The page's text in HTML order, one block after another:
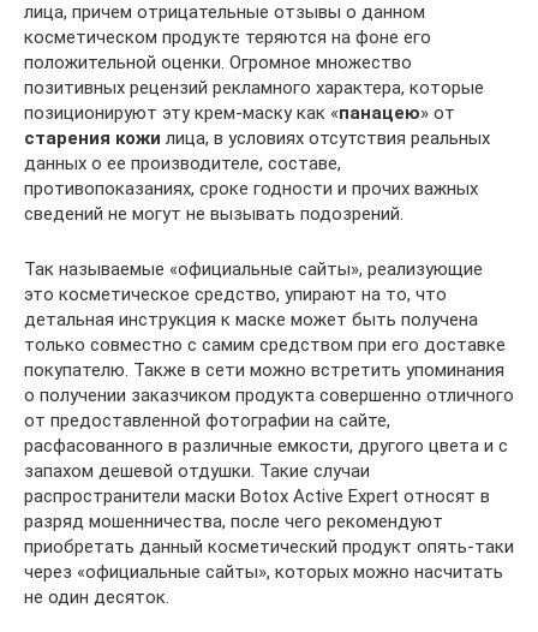
лица, причем отрицательные отзывы о данном
косметическом продукте теряются на фоне его
положительной оценки. Огромное множество
позитивных рецензий рекламного характера, которые
позиционируют эту крем-маску как «панацею» от
старения кожи лица, в условиях отсутствия реальных
данных о ее производителе, составе,
противопоказаниях, сроке годности и прочих важных
сведений не могут не вызывать подозрений.
Так называемые «официальные сайты», реализующие
это косметическое средство, упирают на то, что
детальная инструкция к маске может быть получена
только совместно с самим средством при его доставке
покупателю. Также в сети можно встретить упоминания
о получении заказчиком продукта совершенно отличного
от предоставленной фотографии на сайте,
расфасованного в различные емкости, другого цвета и с
запахом дешевой отдушки. Такие случаи
распространители маски Botox Active Expert относят в
разряд мошенничества, после чего рекомендуют
приобретать данный косметический продукт опять-таки
через «официальные сайты», которых можно насчитать
не один десяток.